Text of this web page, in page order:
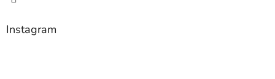
Instagram